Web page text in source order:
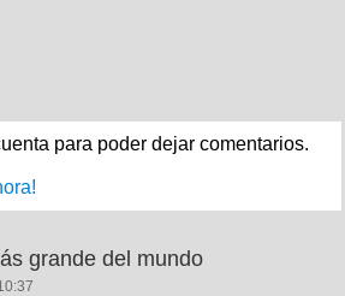
para poder dejar comentarios.
grande del mundo